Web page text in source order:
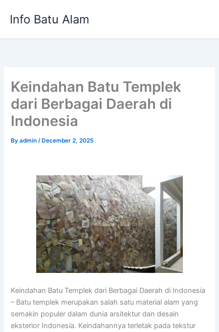
Info Batu Alam
Keindahan Batu Templek
dari Berbagai Daerah di
Indonesia
Byadmin/ December 2, 2025
Keindahan Batu Templek dari Berbagai Daerah di Indonesia
– Batu templek merupakan salah satu material alam yang
semakin populer dalam dunia arsitektur dan desain
eksterior Indonesia. Keindahannya terletak pada tekstur